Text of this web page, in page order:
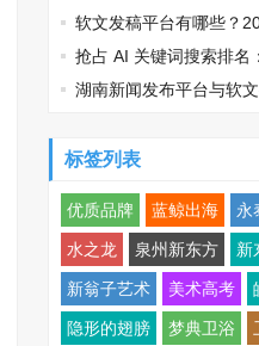
软文发稿平台有哪些？
推荐，让品牌传播少走弯路
抢占 AI 关键词搜索排名
销新逻辑
湖南新闻发布平台与软
标签列表
优质品牌 蓝鲸出海 永
水之龙 泉州新东方 新
新翁子艺术 美术高考
隐形的翅膀 梦典卫浴